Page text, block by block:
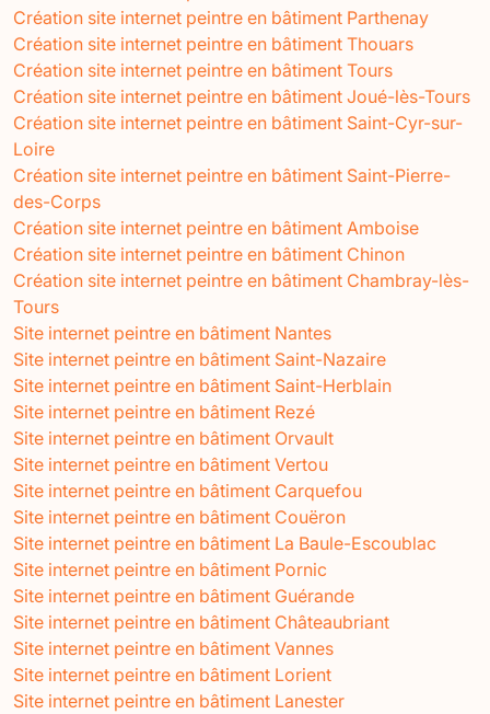
Création site internet peintre en bâtiment Parthenay
Création site internet peintre en bâtiment Thouars
Création site internet peintre en bâtiment Tours
Création site internet peintre en bâtiment Joué-lès-Tours
Création site internet peintre en bâtiment Saint-Cyr-sur-
Loire
Création site internet peintre en bâtiment Saint-Pierre-
des-Corps
Création site internet peintre en bâtiment Amboise
Création site internet peintre en bâtiment Chinon
Création site internet peintre en bâtiment Chambray-lès-
Tours
Site internet peintre en bâtiment Nantes
Site internet peintre en bâtiment Saint-Nazaire
Site internet peintre en bâtiment Saint-Herblain
Site internet peintre en bâtiment Rezé
Site internet peintre en bâtiment Orvault
Site internet peintre en bâtiment Vertou
Site internet peintre en bâtiment Carquefou
Site internet peintre en bâtiment Couëron
Site internet peintre en bâtiment La Baule-Escoublac
Site internet peintre en bâtiment Pornic
Site internet peintre en bâtiment Guérande
Site internet peintre en bâtiment Châteaubriant
Site internet peintre en bâtiment Vannes
Site internet peintre en bâtiment Lorient
Site internet peintre en bâtiment Lanester